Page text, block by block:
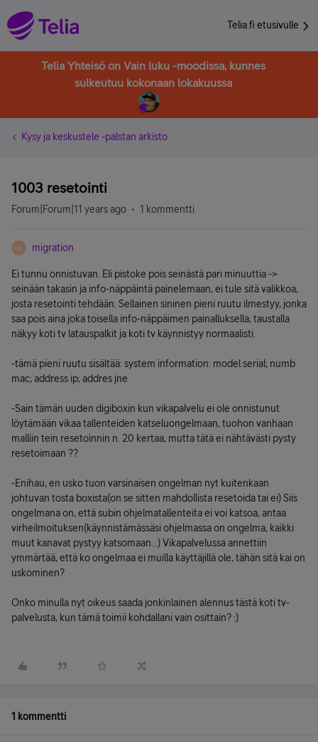
Telia.fi etusivulle
Telia Yhteisö on Vain luku -moodissa, kunnes
sulkeutuu kokonaan lokakuussa
Kysy ja keskustele -palstan arkisto
1003 resetointi
Forum|Forum|11 years ago 1 kommentti
M migration
Ei tunnu onnistuvan. Eli pistoke pois seinästä pari minuuttia ->
seinään takasin ja info-näppäintä painelemaan, ei tule sitä valikkoa,
josta resetointi tehdään. Sellainen sininen pieni ruutu ilmestyy, jonka
saa pois aina joka toisella info-näppäimen painalluksella, taustalla
näkyy koti tv latauspalkit ja koti tv käynnistyy normaalisti.
-tämä pieni ruutu sisältää: system information: model serial; numb
mac; address ip; addres jne
-Sain tämän uuden digiboxin kun vikapalvelu ei ole onnistunut
löytämään vikaa tallenteiden katseluongelmaan, tuohon vanhaan
malliin tein resetoinnin n. 20 kertaa, mutta tätä ei nähtävästi pysty
resetoimaan ??
-Enihau, en usko tuon varsinaisen ongelman nyt kuitenkaan
johtuvan tosta boxista(on se sitten mahdollista resetoida tai ei) Siis
ongelmana on, että subin ohjelmatallenteita ei voi katsoa, antaa
virheilmoituksen(käynnistämässäsi ohjelmassa on ongelma, kaikki
muut kanavat pystyy katsomaan...) Vikapalvelussa annettiin
ymmärtää, että ko ongelmaa ei muilla käyttäjillä ole, tähän sitä kai on
uskominen?
Onko minulla nyt oikeus saada jonkinlainen alennus tästä koti tv-
palvelusta, kun tämä toimii kohdallani vain osittain? :)
1 kommentti